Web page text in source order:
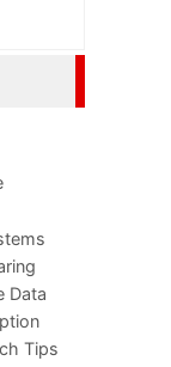
Data
Tips